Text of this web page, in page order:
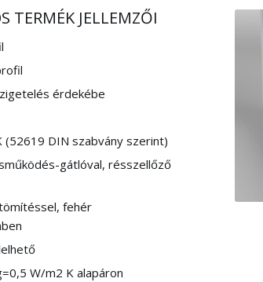
TERMÉK JELLEMZŐI
érdekébe
(52619 DIN szabvány szerint)
gátlóval, résszellőző
fehér
=0,5 W/m2 K alapáron